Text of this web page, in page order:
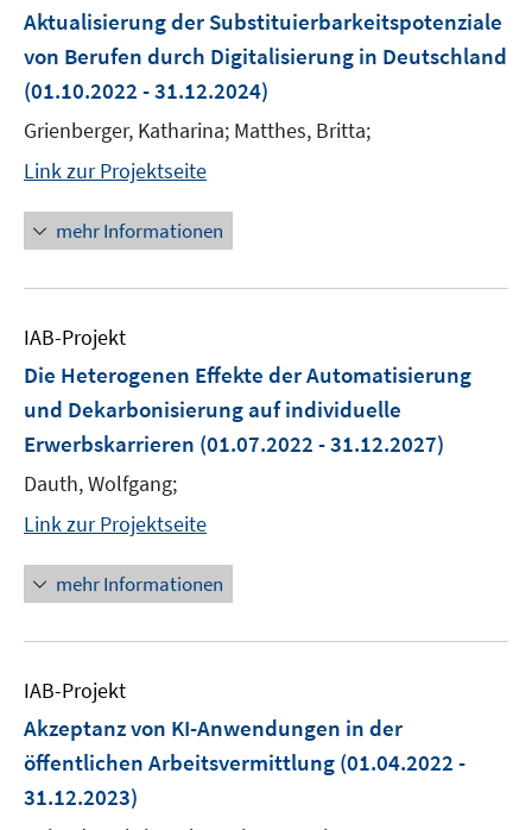
Aktualisierung der Substituierbarkeitspotenziale
von Berufen durch Digitalisierung in Deutschland
(01.10.2022 - 31.12.2024)
Grienberger, Katharina; Matthes, Britta;
Link zur Projektseite
mehr Informationen
IAB-Projekt
Die Heterogenen Effekte der Automatisierung
und Dekarbonisierung auf individuelle
Erwerbskarrieren (01.07.2022 - 31.12.2027)
Dauth, Wolfgang;
Link zur Projektseite
mehr Informationen
IAB-Projekt
Akzeptanz von KI-Anwendungen in der
öffentlichen Arbeitsvermittlung (01.04.2022 -
31.12.2023)